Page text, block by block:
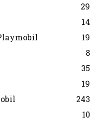
29
14
19
8
35
19
243
10